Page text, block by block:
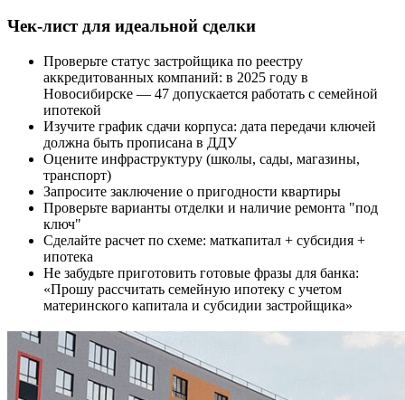
Чек-лист для идеальной сделки
Проверьте статус застройщика по реестру
аккредитованных компаний: в 2025 году в
Новосибирске — 47 допускается работать с семейной
ипотекой
Изучите график сдачи корпуса: дата передачи ключей
должна быть прописана в ДДУ
Оцените инфраструктуру (школы, сады, магазины,
транспорт)
Запросите заключение о пригодности квартиры
Проверьте варианты отделки и наличие ремонта "под
ключ"
Сделайте расчет по схеме: маткапитал + субсидия +
ипотека
Не забудьте приготовить готовые фразы для банка:
«Прошу рассчитать семейную ипотеку с учетом
материнского капитала и субсидии застройщика»